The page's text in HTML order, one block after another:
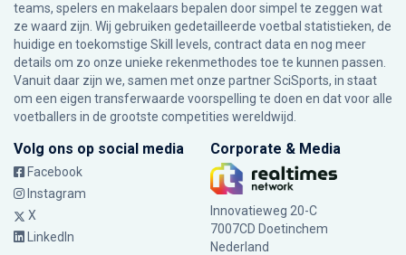
teams, spelers en makelaars bepalen door simpel te zeggen wat
ze waard zijn. Wij gebruiken gedetailleerde voetbal statistieken, de
huidige en toekomstige Skill levels, contract data en nog meer
details om zo onze unieke rekenmethodes toe te kunnen passen.
Vanuit daar zijn we, samen met onze partner SciSports, in staat
om een eigen transferwaarde voorspelling te doen en dat voor alle
voetballers in de grootste competities wereldwijd.
Volg ons op social media
Facebook
Instagram
X
LinkedIn
Corporate & Media
Innovatieweg 20-C
7007CD Doetinchem
Nederland